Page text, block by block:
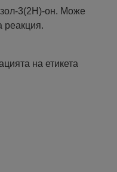
3(2H)-oн. Може
реакция.
на етикета